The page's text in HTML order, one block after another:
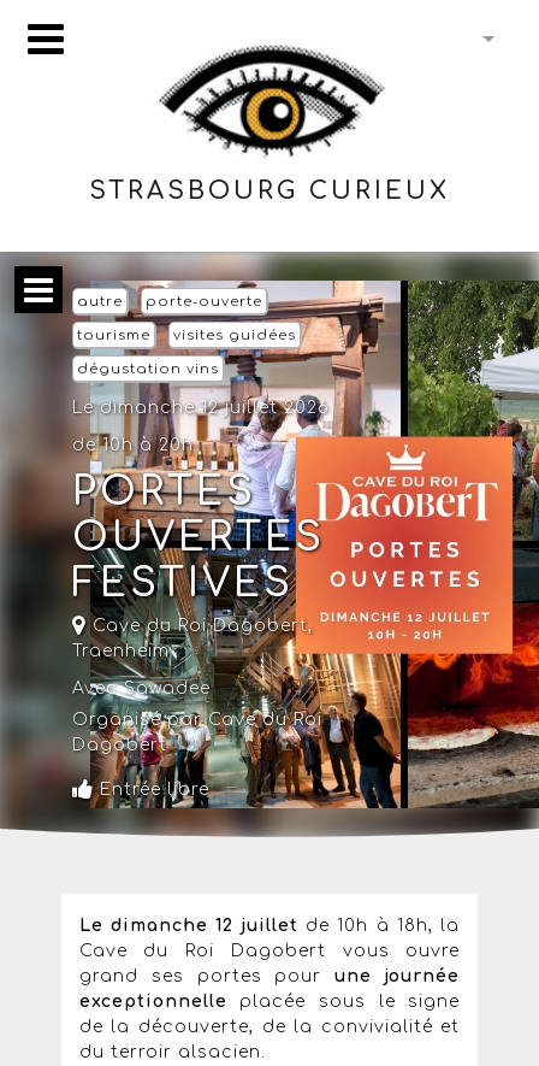
STRASBOURG CURIEUX
autre porte-ouverte
tourisme visites guidées
dégustation vins
Le dimanche 12 juillet 2026
de 10h à 20h
PORTES
OUVERTES
FESTIVES
Cave du Roi Dagobert,
Traenheim
Avec Sawadee
Organisé par Cave du Roi
Dagobert
Entrée libre
Le dimanche 12 juillet de 10h à 18h, la
Cave du Roi Dagobert vous ouvre
grand ses portes pourune journée
exceptionnelle
placée sous le signe
de la découverte, de la convivialité et
du terroir alsacien.